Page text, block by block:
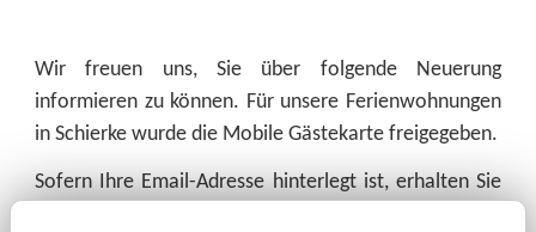
Wir freuen uns, Sie über folgende Neuerung
informieren zu können. Für unsere Ferienwohnungen
in Schierke wurde die Mobile Gästekarte freigegeben.
Sofern Ihre Email-Adresse hinterlegt ist, erhalten Sie